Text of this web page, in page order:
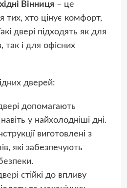
Вінниця – це
тих, хто цінує комфорт,
двері підходять як для
так і для офісних
дверей:
допомагають
у найхолодніші дні.
виготовлені з
які забезпечують
стійкі до впливу